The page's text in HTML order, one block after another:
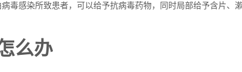
毒感染所致患者，可以给予抗病毒药物，同时局部给予含片、漱
么办